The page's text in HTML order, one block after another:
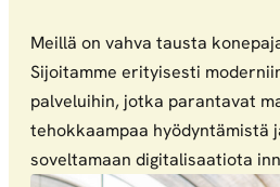
Meillä on vahva tausta
Sijoitamme erityisesti
palveluihin, jotka parantavat
tehokkaampaa hyödyntämistä
soveltamaan digitalisaatiota